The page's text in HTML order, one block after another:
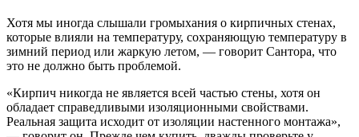
Хотя мы иногда слышали громыхания о кирпичных стенах,
которые влияли на температуру, сохраняющую температуру в
зимний период или жаркую летом, — говорит Сантора, что
это не должно быть проблемой.
«Кирпич никогда не является всей частью стены, хотя он
обладает справедливыми изоляционными свойствами.
Реальная защита исходит от изоляции настенного монтажа»,